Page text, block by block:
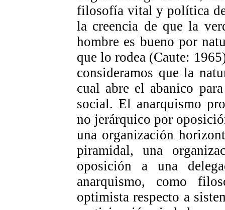
filosofía vital y política de
la creencia de que la
hombre es bueno por
que lo rodea (Caute:
consideramos que la
cual abre el abanico
social. El anarquismo
no jerárquico por
una organización
piramidal, una
oposición a una
anarquismo, como
optimista respecto a